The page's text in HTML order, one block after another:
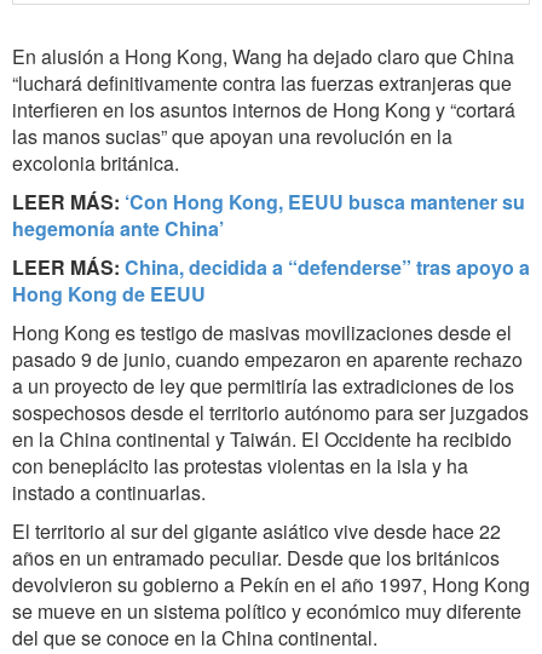
En alusión a Hong Kong, Wang ha dejado claro que China
“luchará definitivamente contra las fuerzas extranjeras que
interfieren en los asuntos internos de Hong Kong y “cortará
las manos sucias” que apoyan una revolución en la
excolonia británica.
LEER MÁS: ‘Con Hong Kong, EEUU busca mantener su
hegemonía ante China’
LEER MÁS: China, decidida a “defenderse” tras apoyo a
Hong Kong de EEUU
Hong Kong es testigo de masivas movilizaciones desde el
pasado 9 de junio, cuando empezaron en aparente rechazo
a un proyecto de ley que permitiría las extradiciones de los
sospechosos desde el territorio autónomo para ser juzgados
en la China continental y Taiwán. El Occidente ha recibido
con beneplácito las protestas violentas en la isla y ha
instado a continuarlas.
El territorio al sur del gigante asiático vive desde hace 22
años en un entramado peculiar. Desde que los británicos
devolvieron su gobierno a Pekín en el año 1997, Hong Kong
se mueve en un sistema político y económico muy diferente
del que se conoce en la China continental.